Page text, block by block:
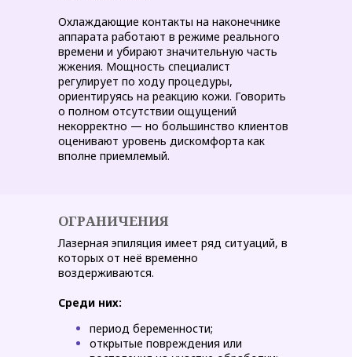
Охлаждающие контакты на наконечнике
аппарата работают в режиме реального
времени и убирают значительную часть
жжения. Мощность специалист
регулирует по ходу процедуры,
ориентируясь на реакцию кожи. Говорить
о полном отсутствии ощущений
некорректно — но большинство клиентов
оценивают уровень дискомфорта как
вполне приемлемый.
ОГРАНИЧЕНИЯ
Лазерная эпиляция имеет ряд ситуаций, в
которых от неё временно
воздерживаются.
Среди них:
период беременности;
открытые повреждения или